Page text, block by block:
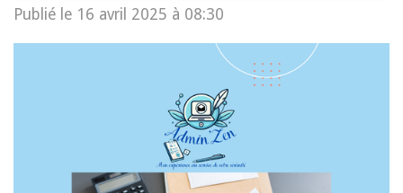
Publié le 16 avril 2025 à 08:30